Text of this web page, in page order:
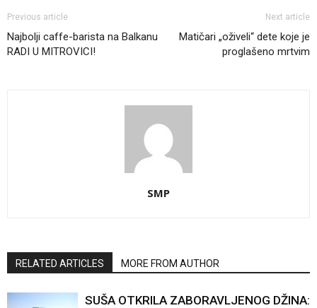
Previous article
Najbolji caffe-barista na Balkanu
RADI U MITROVICI!
Next article
Matičari „oživeli“ dete koje je
proglašeno mrtvim
SMP
RELATED ARTICLES MORE FROM AUTHOR
SUŠA OTKRILA ZABORAVLJENOG DŽINA: